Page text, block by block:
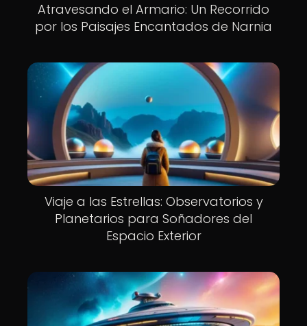
Atravesando el Armario: Un Recorrido
por los Paisajes Encantados de Narnia
Viaje a las Estrellas: Observatorios y
Planetarios para Soñadores del
Espacio Exterior